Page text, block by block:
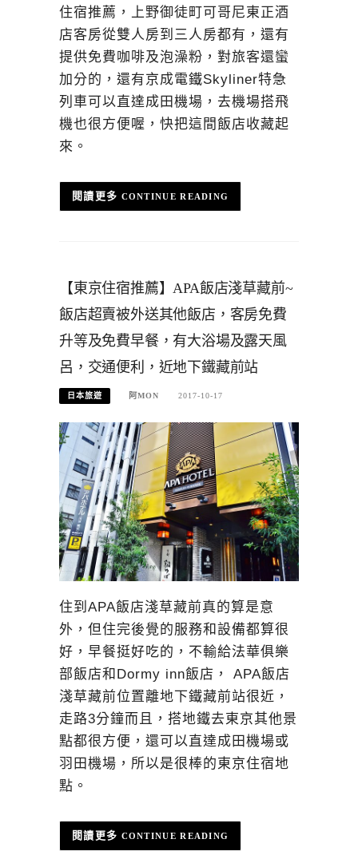
住宿推薦，上野御徒町可哥尼東正酒
店客房從雙人房到三人房都有，還有
提供免費咖啡及泡澡粉，對旅客還蠻
加分的，還有京成電鐵Skyliner特急
列車可以直達成田機場，去機場搭飛
機也很方便喔，快把這間飯店收藏起
來。
CONTINUE READING
【東京住宿推薦】APA飯店淺草藏前~
飯店超賣被外送其他飯店，客房免費
升等及免費早餐，有大浴場及露天風
呂，交通便利，近地下鐵藏前站
日本旅遊 阿MON 2017-10-17
住到APA飯店淺草藏前真的算是意
外，但住完後覺的服務和設備都算很
好，早餐挺好吃的，不輸給法華俱樂
部飯店和Dormy inn飯店， APA飯店
淺草藏前位置離地下鐵藏前站很近，
走路3分鐘而且，搭地鐵去東京其他景
點都很方便，還可以直達成田機場或
羽田機場，所以是很棒的東京住宿地
點。
CONTINUE READING